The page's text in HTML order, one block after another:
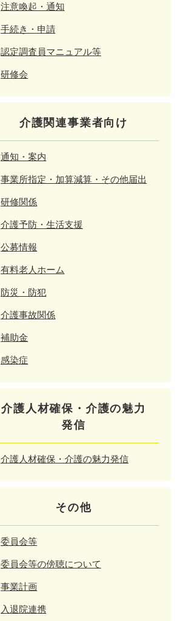
注意喚起・通知
手続き・申請
認定調査員マニュアル等
研修会
介護関連事業者向け
通知・案内
事業所指定・加算減算・その他届出
研修関係
介護予防・生活支援
公募情報
有料老人ホーム
防災・防犯
介護事故関係
補助金
感染症
介護人材確保・介護の魅力
発信
介護人材確保・介護の魅力発信
その他
委員会等
委員会等の傍聴について
事業計画
入退院連携